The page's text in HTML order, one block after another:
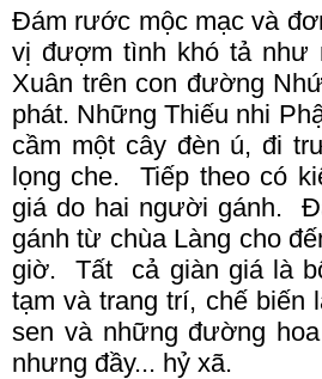
Đám rước mộc mạc và
vị đượm tình khó tả như
Xuân trên con đường
phát. Những Thiếu nhi
cầm một cây đèn ú, đi
lọng che. Tiếp theocó
giá do hai người gánh.
gánh từ chùa Làng cho
giờ. Tất cảgiàn giá là
tạm và trang trí, chế biến
sen và những đường
nhưng đầy... hỷ xã.